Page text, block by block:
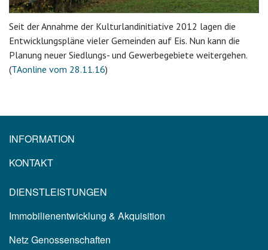
Seit der Annahme der Kulturlandinitiative 2012 lagen die
Entwicklungspläne vieler Gemeinden auf Eis. Nun kann die
Planung neuer Siedlungs- und Gewerbegebiete weitergehen.
(TAonline vom 28.11.16)
INFORMATION
KONTAKT
DIENSTLEISTUNGEN
Immobilienentwicklung & Akquisition
Netz Genossenschaften